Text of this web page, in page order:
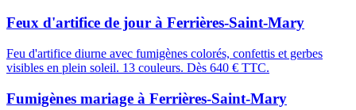
Feux d'artifice de jour à Ferrières-Saint-Mary
Feu d'artifice diurne avec fumigènes colorés, confettis et gerbes
visibles en plein soleil. 13 couleurs. Dès 640 € TTC.
Fumigènes mariage à Ferrières-Saint-Mary